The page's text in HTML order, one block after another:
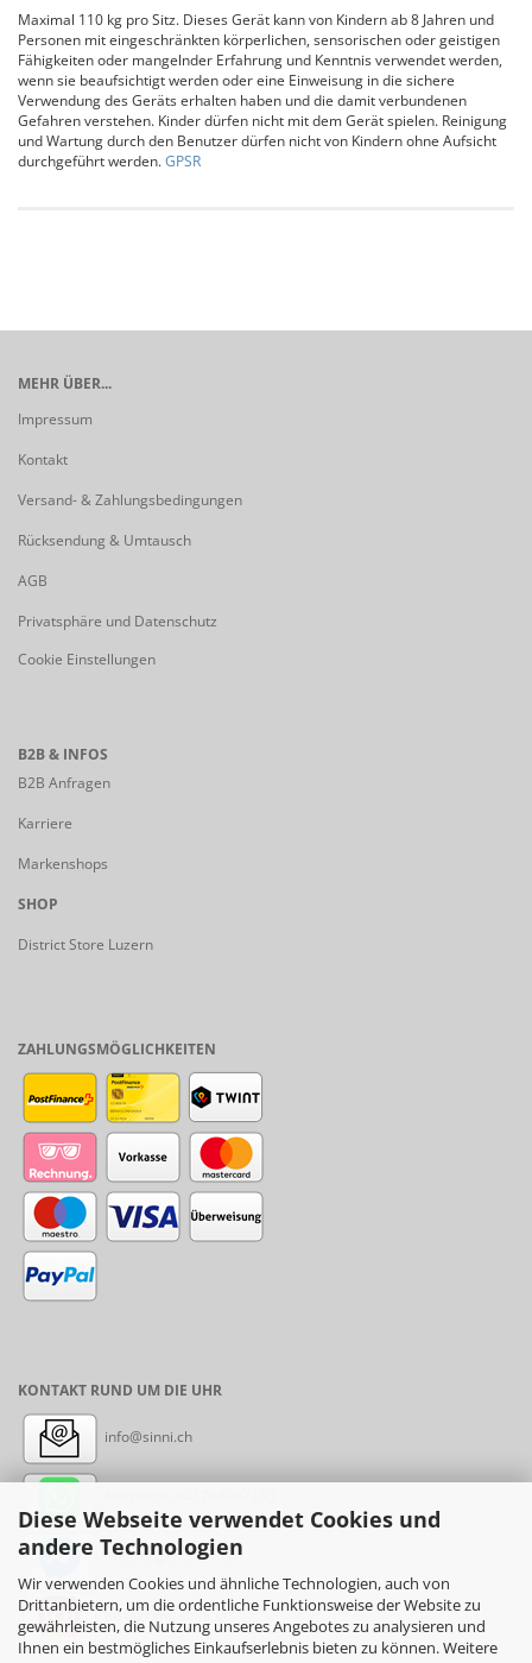
Diese Webseite verwendet Cookies und
andere Technologien
Wir verwenden Cookies und ähnliche Technologien, auch von
Drittanbietern, um die ordentliche Funktionsweise der Website zu
gewährleisten, die Nutzung unseres Angebotes zu analysieren und
Ihnen ein bestmögliches Einkaufserlebnis bieten zu können. Weitere
Maximal 110 kg pro Sitz. Dieses Gerät kann von Kindern ab 8 Jahren und
Personen mit eingeschränkten körperlichen, sensorischen oder geistigen
Fähigkeiten oder mangelnder Erfahrung und Kenntnis verwendet werden,
wenn sie beaufsichtigt werden oder eine Einweisung in die sichere
Verwendung des Geräts erhalten haben und die damit verbundenen
Gefahren verstehen. Kinder dürfen nicht mit dem Gerät spielen. Reinigung
und Wartung durch den Benutzer dürfen nicht von Kindern ohne Aufsicht
durchgeführt werden.GPSR
MEHR ÜBER...
Impressum
Kontakt
Versand- & Zahlungsbedingungen
Rücksendung & Umtausch
AGB
Privatsphäre und Datenschutz
Cookie Einstellungen
B2B & INFOS
B2B Anfragen
Karriere
Markenshops
SHOP
District Store Luzern
ZAHLUNGSMÖGLICHKEITEN
KONTAKT RUND UM DIE UHR
info@sinni.ch
Messenger: sinni.ch
Instagram: sinni_ch